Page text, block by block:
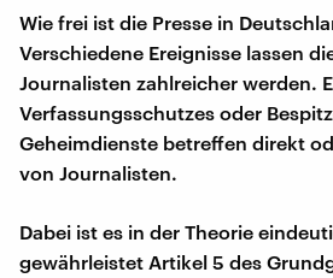
Wie frei ist die Presse in
Verschiedene Ereignisse lassen
Journalisten zahlreicher werden.
Verfassungsschutzes oder
Geheimdienste betreffen direkt
von Journalisten.
Dabei ist es in der Theorie
gewährleistet Artikel 5 des